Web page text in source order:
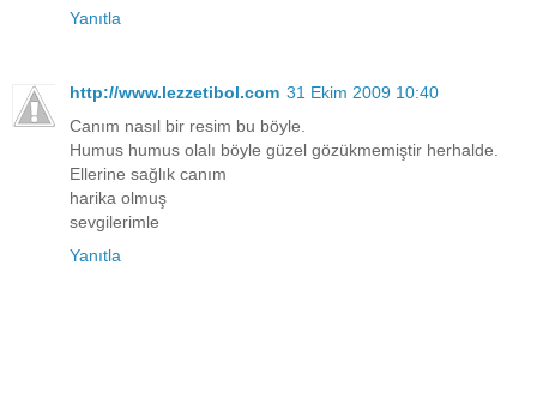
Yanıtla
http://www.lezzetibol.com 31 Ekim 2009 10:40
Canım nasıl bir resim bu böyle.
Humus humus olalı böyle güzel gözükmemiştir herhalde.
Ellerine sağlık canım
harika olmuş
sevgilerimle
Yanıtla